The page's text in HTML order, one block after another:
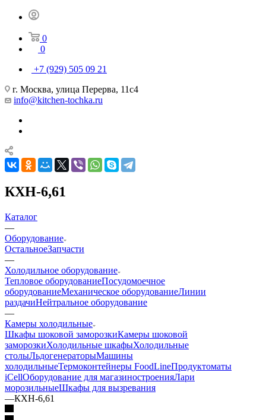
0
0
+7 (929) 505 09 21
г. Москва, улица Перерва, 11с4
info@kitchen-tochka.ru
КХН-6,61
Каталог
—
Оборудование
ОстальноеЗапчасти
—
Холодильное оборудование
Тепловое оборудованиеПосудомоечное
оборудованиеМеханическое оборудованиеЛинии
раздачиНейтральное оборудование
—
Камеры холодильные
Шкафы шоковой заморозкиКамеры шоковой
заморозкиХолодильные шкафыХолодильные
столыЛьдогенераторыМашины
холодильныеТермоконтейнеры FoodLineПродуктоматы
iCellОборудование для магазиностроенияЛари
морозильныеШкафы для вызревания
—КХН-6,61